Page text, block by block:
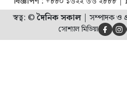
স্বত্ব: ©দৈনিক সকাল| সম্পাদক ও
সোশ্যাল মিডিয়া  